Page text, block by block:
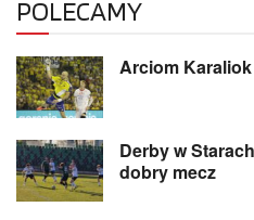
POLECAMY
Arciom
Derby w
dobry mecz